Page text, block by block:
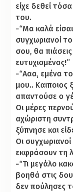
είχε δεθεί
του.
-“Μα καλά
συγχωριανοί
σου, θα
ευτυχισμένος!”
-“Ααα, εμένα
μου.. Καιποιος
απαντούσε ο
Οι μέρες
αχώριστη
ξύπνησε και
Οι
εκφράσουν τη
-“Τι μεγάλο
βοηθά στις
δεν πούλησες